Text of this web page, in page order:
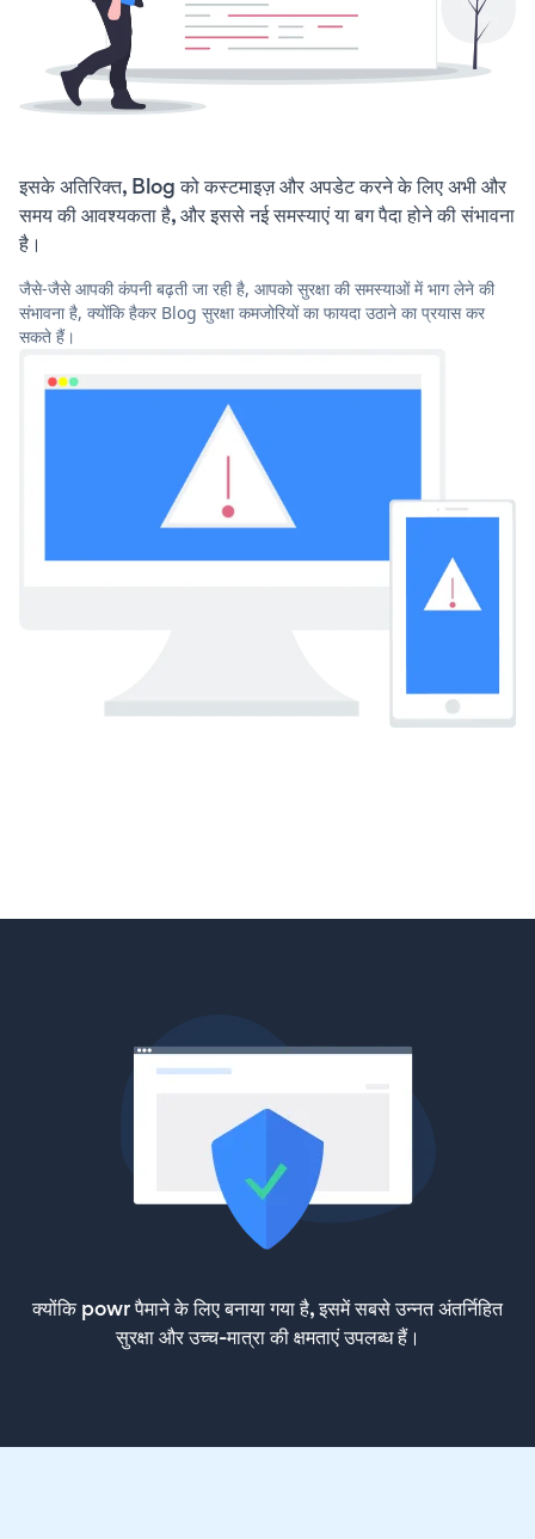
इसके अतिरिक्त, Blog को कस्टमाइज़ और अपडेट करने के लिए अभी और
समय की आवश्यकता है, और इससे नई समस्याएं या बग पैदा होने की संभावना
है।
जैसे-जैसे आपकी कंपनी बढ़ती जा रही है, आपको सुरक्षा की समस्याओं में भाग लेने की
संभावना है, क्योंकि हैकर Blog सुरक्षा कमजोरियों का फायदा उठाने का प्रयास कर
सकते हैं।
क्योंकि powr पैमाने के लिए बनाया गया है, इसमें सबसे उन्नत अंतर्निहित
सुरक्षा और उच्च-मात्रा की क्षमताएं उपलब्ध हैं।